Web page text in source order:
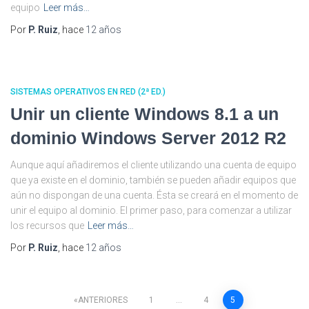
equipo
Leer más…
Por P. Ruiz , hace 12 años
SISTEMAS OPERATIVOS EN RED (2ª ED.)
Unir un cliente Windows 8.1 a un
dominio Windows Server 2012 R2
Aunque aquí añadiremos el cliente utilizando una cuenta de equipo
que ya existe en el dominio, también se pueden añadir equipos que
aún no dispongan de una cuenta. Ésta se creará en el momento de
unir el equipo al dominio. El primer paso, para comenzar a utilizar
los recursos que
Leer más…
Por P. Ruiz , hace 12 años
Paginación
ANTERIORES 1 … 4 5